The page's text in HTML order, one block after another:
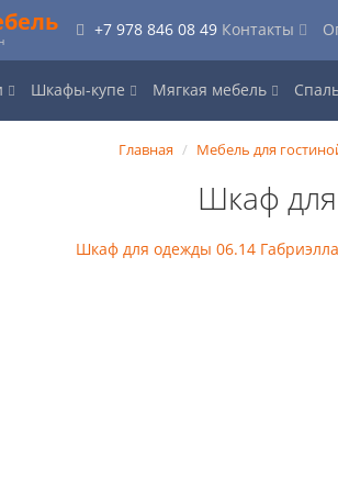
+7 978 846 08 49 Контакты
Шкафы-купе Мягкая мебель
Главная Мебель для
Шкаф